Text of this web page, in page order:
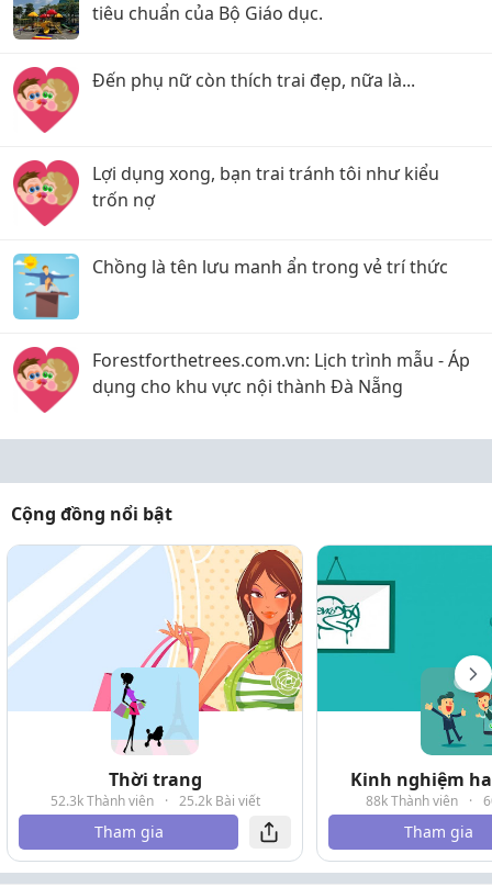
tiêu chuẩn của Bộ Giáo dục.
Đến phụ nữ còn thích trai đẹp, nữa là...
Lợi dụng xong, bạn trai tránh tôi như kiểu
trốn nợ
Chồng là tên lưu manh ẩn trong vẻ trí thức
Forestforthetrees.com.vn: Lịch trình mẫu - Áp
dụng cho khu vực nội thành Đà Nẵng
Cộng đồng nổi bật
Thời trang
52.3k Thành viên · 25.2k Bài viết
Tham gia
Kinh nghiệm
88k Thành viên ·
Tham gia